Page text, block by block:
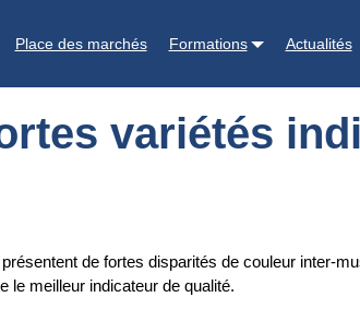
Place des marchés Formations Actualités
variétés
de fortes disparités de couleur inter-
le meilleur indicateur de qualité.